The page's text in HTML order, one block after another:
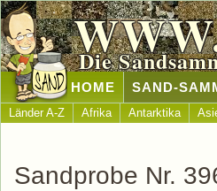
Die
HOME SAND-
Länder A-Z Afrika Antarktika
Sandprobe Nr.